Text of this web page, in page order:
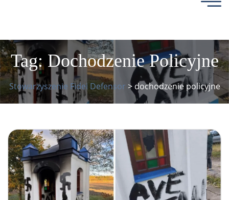
Tag: Dochodzenie Policyjne
Stowarzyszenie Fidei Defensor > dochodzenie policyjne